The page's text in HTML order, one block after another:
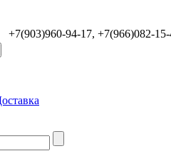
+7(903)960-94-17, +7(966)082-